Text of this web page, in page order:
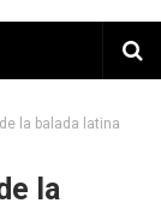
la balada latina
la